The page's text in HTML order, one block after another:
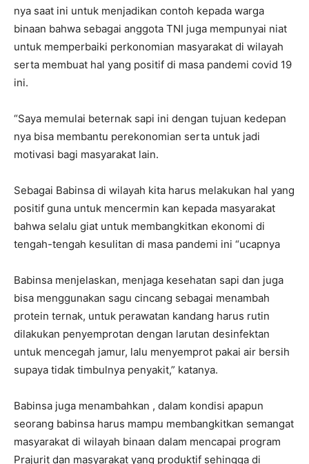
nya saat ini untuk menjadikan contoh kepada warga
binaan bahwa sebagai anggota TNI juga mempunyai niat
untuk memperbaiki perkonomian masyarakat di wilayah
serta membuat hal yang positif di masa pandemi covid 19
ini.
“Saya memulai beternak sapi ini dengan tujuan kedepan
nya bisa membantu perekonomian serta untuk jadi
motivasi bagi masyarakat lain.
Sebagai Babinsa di wilayah kita harus melakukan hal yang
positif guna untuk mencermin kan kepada masyarakat
bahwa selalu giat untuk membangkitkan ekonomi di
tengah-tengah kesulitan di masa pandemi ini “ucapnya
Babinsa menjelaskan, menjaga kesehatan sapi dan juga
bisa menggunakan sagu cincang sebagai menambah
protein ternak, untuk perawatan kandang harus rutin
dilakukan penyemprotan dengan larutan desinfektan
untuk mencegah jamur, lalu menyemprot pakai air bersih
supaya tidak timbulnya penyakit,” katanya.
Babinsa juga menambahkan , dalam kondisi apapun
seorang babinsa harus mampu membangkitkan semangat
masyarakat di wilayah binaan dalam mencapai program
Prajurit dan masyarakat yang produktif sehingga di